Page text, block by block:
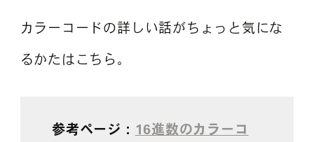
カラーコードの詳しい話がちょっと気にな
るかたはこちら。
参考ページ： 16進数のカラーコ